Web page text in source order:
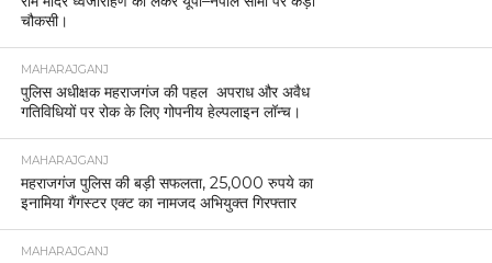
चौकसी।
MAHARAJGANJ
पुलिस अधीक्षक महराजगंज की पहल अपराध और अवैध
गतिविधियों पर रोक के लिए गोपनीय हेल्पलाइन लॉन्च।
MAHARAJGANJ
महराजगंज पुलिस की बड़ी सफलता, 25,000 रुपये का
इनामिया गैंगस्टर एक्ट का नामजद अभियुक्त गिरफ्तार
MAHARAJGANJ